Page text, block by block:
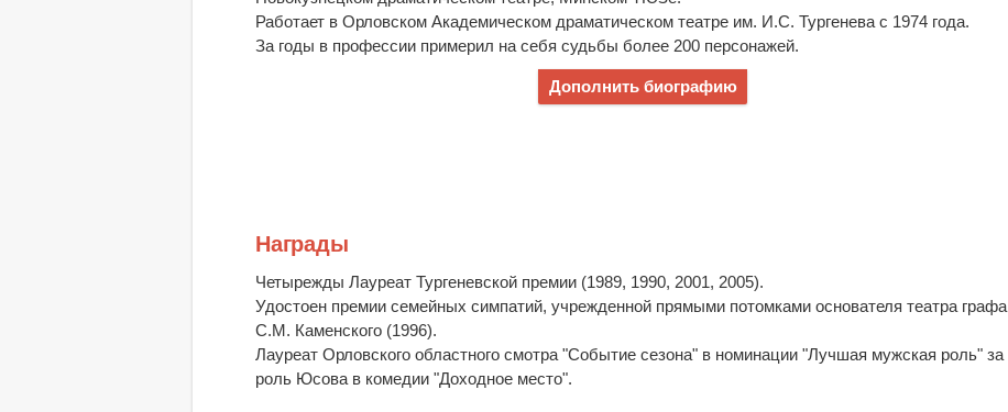
Работает в Орловском Академическом драматическом театре им. И.С. Тургенева с 1974 года.
За годы в профессии примерил на себя судьбы более 200 персонажей.
Дополнить биографию
Награды
Четырежды Лауреат Тургеневской премии (1989, 1990, 2001, 2005).
Удостоен премии семейных симпатий, учрежденной прямыми потомками основателя театра графа
С.М. Каменского (1996).
Лауреат Орловского областного смотра "Событие сезона" в номинации "Лучшая мужская роль" за
роль Юсова в комедии "Доходное место".